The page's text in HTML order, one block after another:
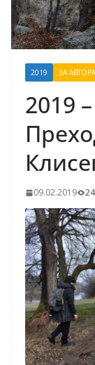
2019 ЗА АВТОРА
2019
09.02.2019